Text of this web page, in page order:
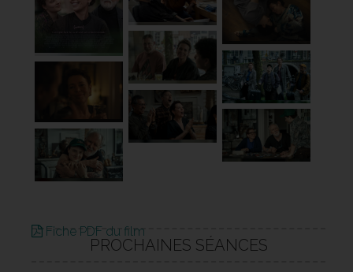
Fiche PDF du film
PROCHAINES SÉANCES